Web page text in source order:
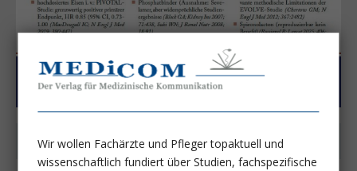
Kostenfrei auch als App
Wir wollen Fachärzte und Pfleger topaktuell und
wissenschaftlich fundiert über Studien, fachspezifische